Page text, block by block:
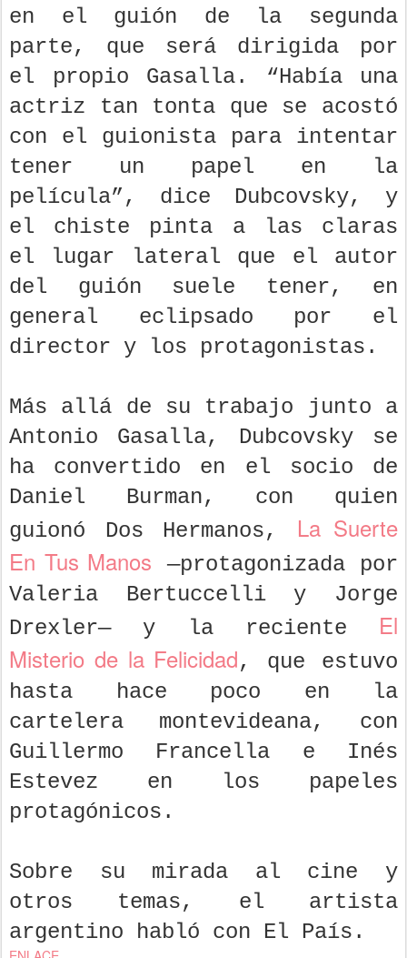
en el guión de la segunda
parte, que será dirigida por
el propio Gasalla. “Había una
actriz tan tonta que se acostó
con el guionista para intentar
tener un papel en la
película”, dice Dubcovsky, y
el chiste pinta a las claras
el lugar lateral que el autor
del guión suele tener, en
general eclipsado por el
director y los protagonistas.
Más allá de su trabajo junto a
Antonio Gasalla, Dubcovsky se
ha convertido en el socio de
Daniel Burman, con quien
guionó Dos Hermanos, La Suerte
En Tus Manos —protagonizada por
Valeria Bertuccelli y Jorge
Drexler— y la reciente El
Misterio de la Felicidad, que estuvo
hasta hace poco en la
cartelera montevideana, con
Guillermo Francella e Inés
Estevez en los papeles
protagónicos.
Sobre su mirada al cine y
otros temas, el artista
argentino habló con El País.